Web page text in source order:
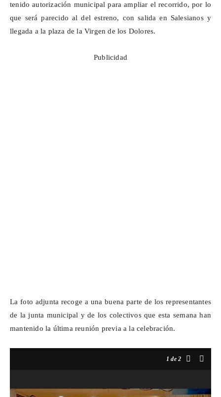
tenido autorización municipal para ampliar el recorrido, por lo
que será parecido al del estreno, con salida en Salesianos y
llegada a la plaza de la Virgen de los Dolores.
Publicidad
La foto adjunta recoge a una buena parte de los representantes
de la junta municipal y de los colectivos que esta semana han
mantenido la última reunión previa a la celebración.
1 de 2